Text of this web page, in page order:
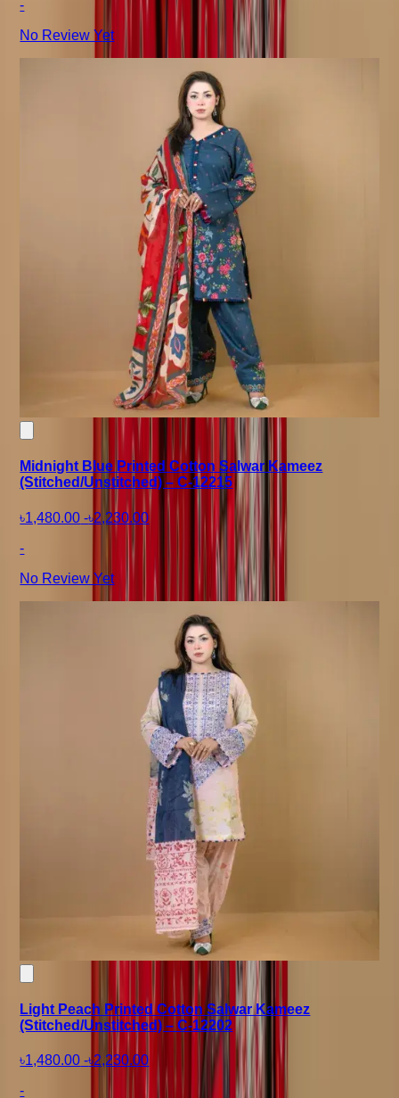
-
No Review Yet
Midnight Blue Printed Cotton Salwar Kameez
(Stitched/Unstitched) – C-12215
৳1,480.00 -৳2,230.00
-
No Review Yet
Light Peach Printed Cotton Salwar Kameez
(Stitched/Unstitched) – C-12202
৳1,480.00 -৳2,230.00
-